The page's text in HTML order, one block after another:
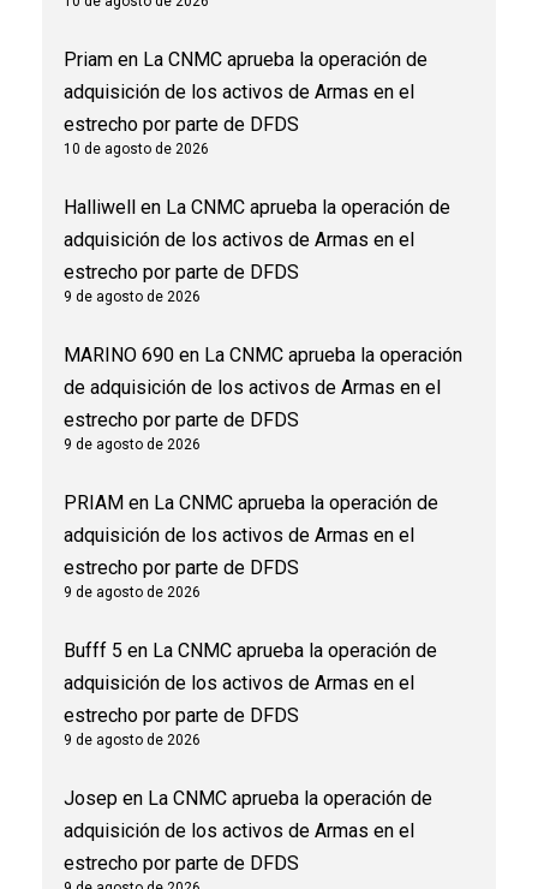
Priam en La CNMC aprueba la operación de
adquisición de los activos de Armas en el
estrecho por parte de DFDS
10 de agosto de 2026
Halliwell en La CNMC aprueba la operación de
adquisición de los activos de Armas en el
estrecho por parte de DFDS
9 de agosto de 2026
MARINO 690 en La CNMC aprueba la operación
de adquisición de los activos de Armas en el
estrecho por parte de DFDS
9 de agosto de 2026
PRIAM en La CNMC aprueba la operación de
adquisición de los activos de Armas en el
estrecho por parte de DFDS
9 de agosto de 2026
Bufff 5 en La CNMC aprueba la operación de
adquisición de los activos de Armas en el
estrecho por parte de DFDS
9 de agosto de 2026
Josep en La CNMC aprueba la operación de
adquisición de los activos de Armas en el
estrecho por parte de DFDS